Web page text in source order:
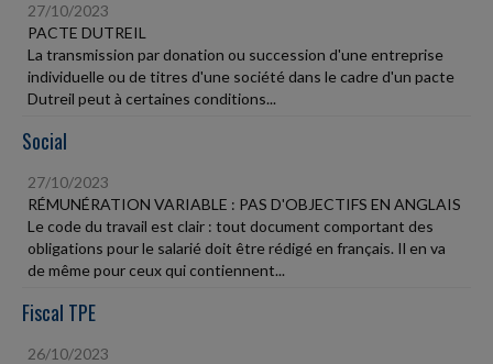
27/10/2023
PACTE DUTREIL
La transmission par donation ou succession d'une entreprise
individuelle ou de titres d'une société dans le cadre d'un pacte
Dutreil peut à certaines conditions...
Social
27/10/2023
RÉMUNÉRATION VARIABLE : PAS D'OBJECTIFS EN ANGLAIS
Le code du travail est clair : tout document comportant des
obligations pour le salarié doit être rédigé en français. Il en va
de même pour ceux qui contiennent...
Fiscal TPE
26/10/2023